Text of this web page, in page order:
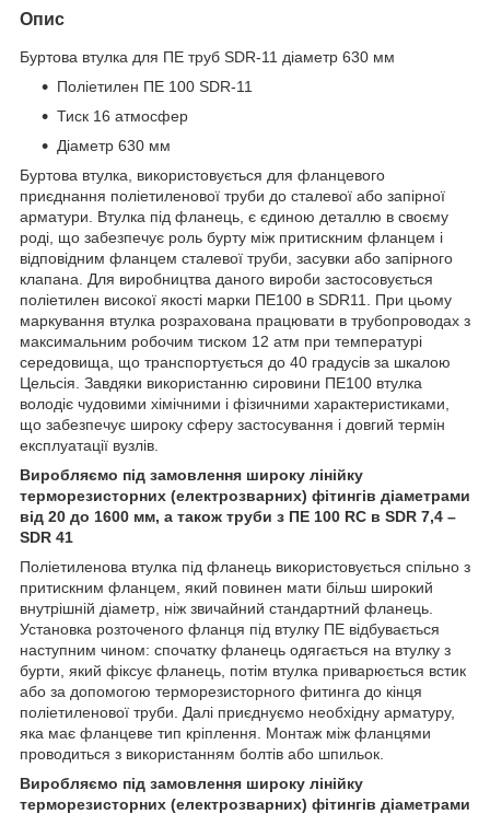
Опис
Буртова втулка для ПЕ труб SDR-11 діаметр 630 мм
Поліетилен ПE 100 SDR-11
Тиск 16 атмосфер
Діаметр 630 мм
Буртова втулка, використовується для фланцевого
приєднання поліетиленової труби до сталевої або запірної
арматури. Втулка під фланець, є єдиною деталлю в своєму
роді, що забезпечує роль бурту між притискним фланцем і
відповідним фланцем сталевої труби, засувки або запірного
клапана. Для виробництва даного вироби застосовується
поліетилен високої якості марки ПЕ100 в SDR11. При цьому
маркування втулка розрахована працювати в трубопроводах з
максимальним робочим тиском 12 атм при температурі
середовища, що транспортується до 40 градусів за шкалою
Цельсія. Завдяки використанню сировини ПЕ100 втулка
володіє чудовими хімічними і фізичними характеристиками,
що забезпечує широку сферу застосування і довгий термін
експлуатації вузлів.
Виробляємо під замовлення широку лінійку
терморезисторних (електрозварних) фітингів діаметрами
від 20 до 1600 мм, а також труби з ПE 100 RC в SDR 7,4 –
SDR 41
Поліетиленова втулка під фланець використовується спільно з
притискним фланцем, який повинен мати більш широкий
внутрішній діаметр, ніж звичайний стандартний фланець.
Установка розточеного фланця під втулку ПЕ відбувається
наступним чином: спочатку фланець одягається на втулку з
бурти, який фіксує фланець, потім втулка приварюється встик
або за допомогою терморезисторного фитинга до кінця
поліетиленової труби. Далі приєднуємо необхідну арматуру,
яка має фланцеве тип кріплення. Монтаж між фланцями
проводиться з використанням болтів або шпильок.
Виробляємо під замовлення широку лінійку
терморезисторних (електрозварних) фітингів діаметрами